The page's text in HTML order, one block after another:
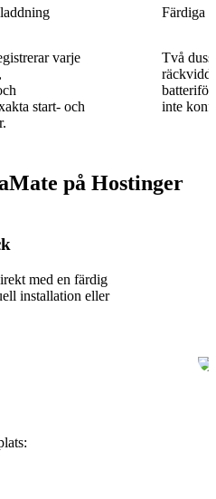
varje
start- och
Färdiga
Två
inte
på Hostinger
med en färdig
installation eller